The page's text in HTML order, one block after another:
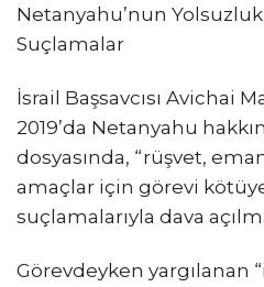
Netanyahu’nun Yolsuzluk
Suçlamalar
İsrail Başsavcısı Avichai
2019’da Netanyahu
dosyasında, “rüşvet,
amaçlar için görevi
suçlamalarıyla dava
Görevdeyken yargılanan